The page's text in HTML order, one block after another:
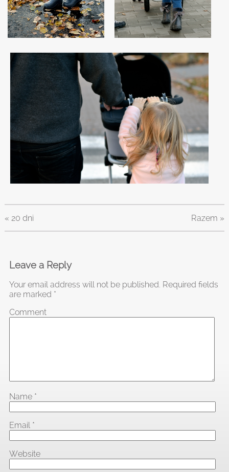
« 20 dni Razem »
Leave a Reply
Your email address will not be published. Required fields
are marked *
Comment
Name *
Email *
Website